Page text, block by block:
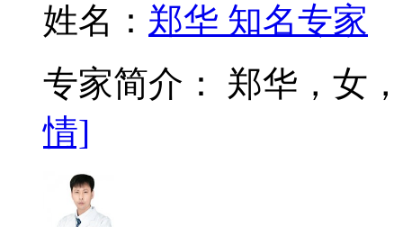
姓名： 郑华 知名专家
专家简介： 郑华，女
情]